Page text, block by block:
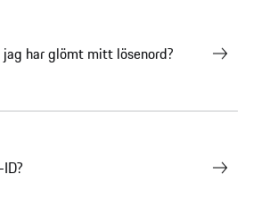
har glömt mitt lösenord?